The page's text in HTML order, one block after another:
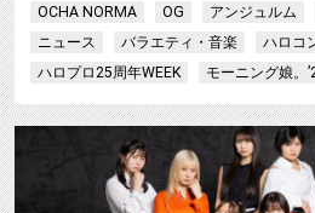
OCHA NORMA
OG アンジュルム
ニュース
バラエティ・音楽 ハロコ
ハロプロ25周年WEEK
モーニング娘。